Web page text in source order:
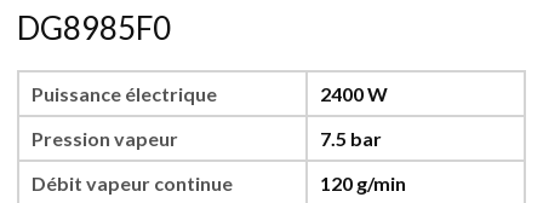
DG8985F0
Puissance électrique
2400 W
Pression vapeur
7.5 bar
Débit vapeur continue
120 g/min